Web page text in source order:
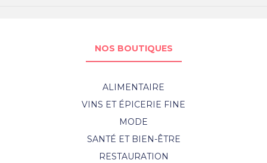
NOS BOUTIQUES
ALIMENTAIRE
VINS ET ÉPICERIE FINE
MODE
SANTÉ ET BIEN-ÊTRE
RESTAURATION